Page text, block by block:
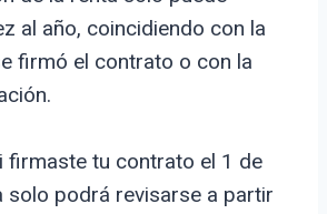
al año, coincidiendo con la
firmó el contrato o con la
firmaste tu contrato el 1 de
solo podrá revisarse a partir